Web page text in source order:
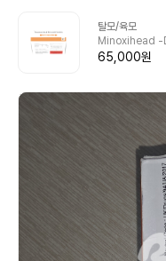
탈모/육모
Minoxihead -D
65,000원